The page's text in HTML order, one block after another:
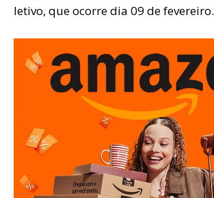
letivo, que ocorre dia 09 de fevereiro.